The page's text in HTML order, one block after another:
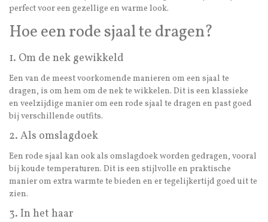
perfect voor een gezellige en warme look.
Hoe een rode sjaal te dragen?
1. Om de nek gewikkeld
Een van de meest voorkomende manieren om een sjaal te
dragen, is om hem om de nek te wikkelen. Dit is een klassieke
en veelzijdige manier om een rode sjaal te dragen en past goed
bij verschillende outfits.
2. Als omslagdoek
Een rode sjaal kan ook als omslagdoek worden gedragen, vooral
bij koude temperaturen. Dit is een stijlvolle en praktische
manier om extra warmte te bieden en er tegelijkertijd goed uit te
zien.
3. In het haar